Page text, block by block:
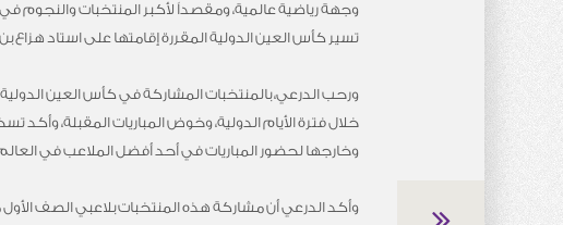
وجهة رياضية عالمية، ومقصداً لأكبر المنتخبات والنجوم
تسير كأس العين الدولية المقررة إقامتها على استاد هزاع بن زايد بالفترة من 13 إلى 18 نوفمبر الجاري على
ورحب الدرعي، بالمنتخبات المشاركة في كأس العين
خلال فترة الأيام الدولية، وخوض المباريات المقبلة،
وخارجها لحضور المباريات في أحد أفضل الملاعب في العالم،
وأكد الدرعي أن مشاركة هذه المنتخبات بلاعبي الصف